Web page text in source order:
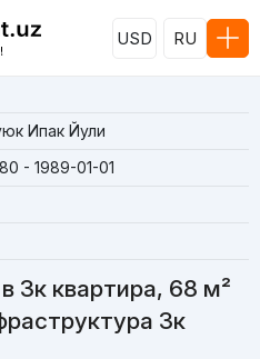
USD RU
Ипак Йули
- 1989-01-01
3к квартира, 68 м²
3к